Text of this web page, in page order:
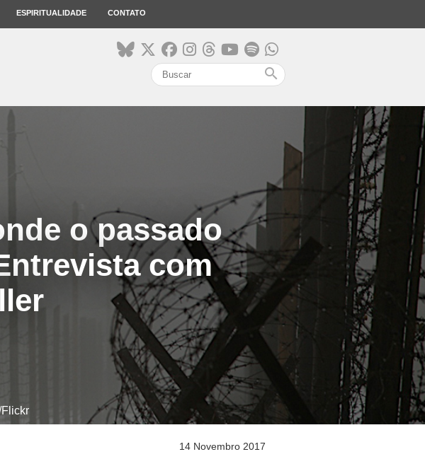
ESPIRITUALIDADE CONTATO
search
o passado
com
14 Novembro 2017